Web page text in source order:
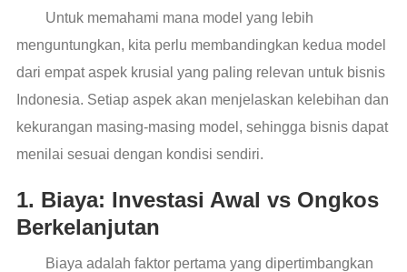
Untuk memahami mana model yang lebih
menguntungkan, kita perlu membandingkan kedua model
dari empat aspek krusial yang paling relevan untuk bisnis
Indonesia. Setiap aspek akan menjelaskan kelebihan dan
kekurangan masing-masing model, sehingga bisnis dapat
menilai sesuai dengan kondisi sendiri.
1. Biaya: Investasi Awal vs Ongkos
Berkelanjutan
Biaya adalah faktor pertama yang dipertimbangkan